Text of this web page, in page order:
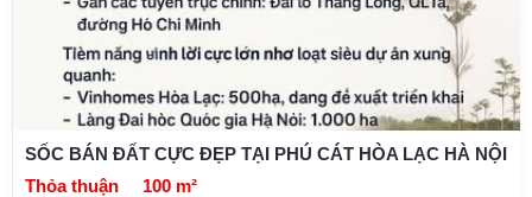
SỐC BÁN ĐẤT CỰC ĐẸP TẠI PHÚ CÁT HÒA LẠC HÀ NỘI
Thỏa thuận
100 m²